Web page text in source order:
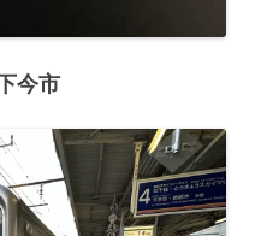
今市